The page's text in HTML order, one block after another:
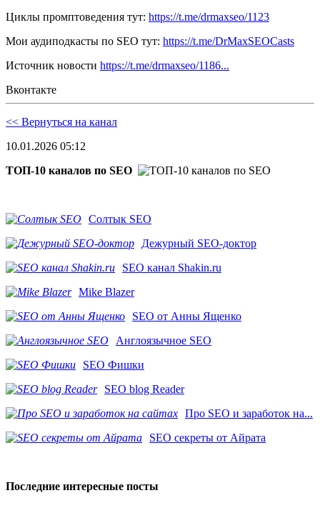
Циклы промптоведения тут: https://t.me/drmaxseo/1123
Мои аудиподкасты по SEO тут: https://t.me/DrMaxSEOCasts
Источник новости https://t.me/drmaxseo/1186...
Вконтакте
<< Вернуться на канал
10.01.2026 05:12
ТОП-10 каналов по SEO
Солтык SEO
Дежурный SEO-доктор
SEO канал Shakin.ru
Mike Blazer
SEO от Анны Ященко
Англоязычное SEO
SEO Фишки
SEO blog Reader
Про SEO и заработок на...
SEO секреты от Айрата
Последние интересные посты